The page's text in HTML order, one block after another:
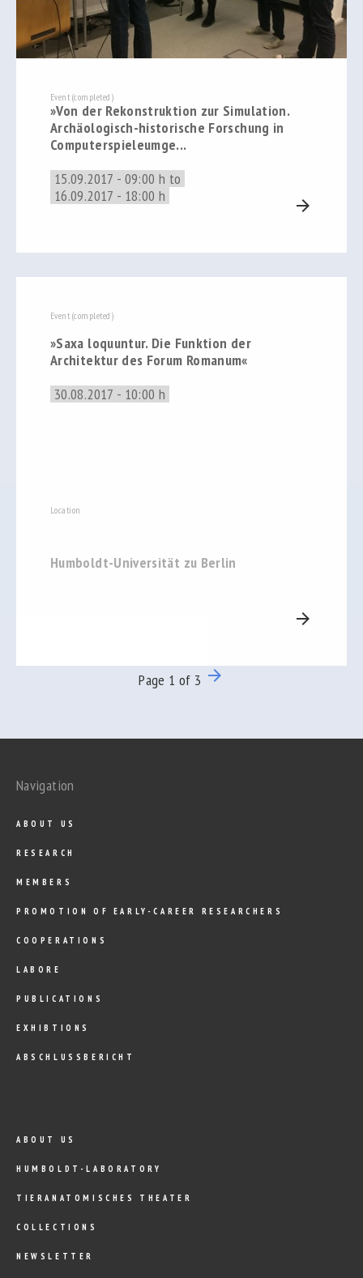
Event (completed)
»Von der Rekonstruktion zur Simulation.
Archäologisch-historische Forschung in
Computerspieleumge...
15.09.2017 - 09:00 h to
16.09.2017 - 18:00 h
arrow_forward
Event (completed)
»Saxa loquuntur. Die Funktion der
Architektur des Forum Romanum«
30.08.2017 - 10:00 h
Location
Humboldt-Universität zu Berlin
arrow_forward
Page 1 of 3 arrow_forward
Navigation
ABOUT US
RESEARCH
MEMBERS
PROMOTION OF EARLY-CAREER RESEARCHERS
COOPERATIONS
LABORE
PUBLICATIONS
EXHIBTIONS
ABSCHLUSSBERICHT
ABOUT US
HUMBOLDT-LABORATORY
TIERANATOMISCHES THEATER
COLLECTIONS
NEWSLETTER